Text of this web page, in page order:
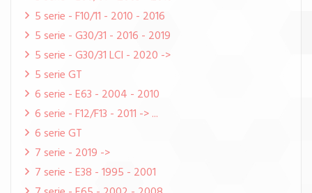
5 serie - F10/11 - 2010 - 2016
5 serie - G30/31 - 2016 - 2019
5 serie - G30/31 LCI - 2020 ->
5 serie GT
6 serie - E63 - 2004 - 2010
6 serie - F12/F13 - 2011 -> ...
6 serie GT
7 serie - 2019 ->
7 serie - E38 - 1995 - 2001